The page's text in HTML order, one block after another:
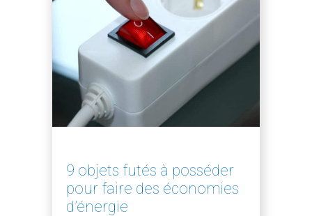
9 objets futés à posséder
pour faire des économies
d’énergie